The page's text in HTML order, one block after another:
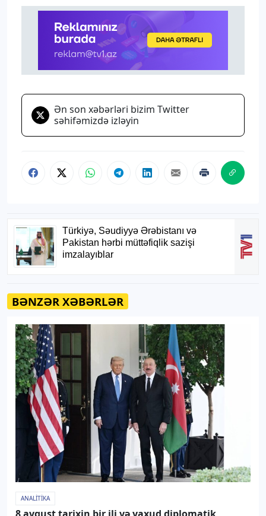
Ən son xəbərləri bizim Twitter
səhifəmizdə izləyin
BƏNZƏR XƏBƏRLƏR
ANALITIKA